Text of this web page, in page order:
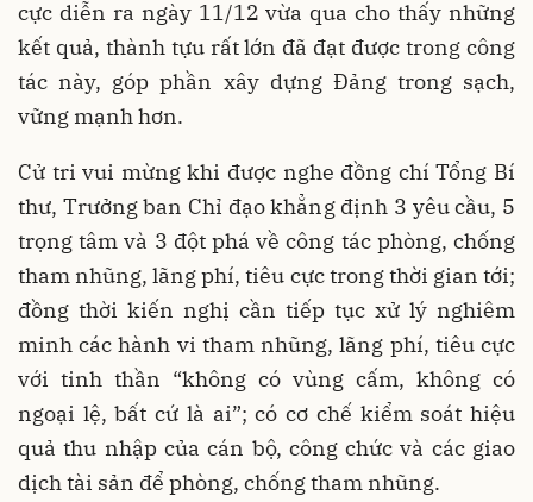
cực diễn ra ngày 11/12 vừa qua cho thấy những
kết quả, thành tựu rất lớn đã đạt được trong công
tác này, góp phần xây dựng Đảng trong sạch,
vững mạnh hơn.
Cử tri vui mừng khi được nghe đồng chí Tổng Bí
thư, Trưởng ban Chỉ đạo khẳng định 3 yêu cầu, 5
trọng tâm và 3 đột phá về công tác phòng, chống
tham nhũng, lãng phí, tiêu cực trong thời gian tới;
đồng thời kiến nghị cần tiếp tục xử lý nghiêm
minh các hành vi tham nhũng, lãng phí, tiêu cực
với tinh thần “không có vùng cấm, không có
ngoại lệ, bất cứ là ai”; có cơ chế kiểm soát hiệu
quả thu nhập của cán bộ, công chức và các giao
dịch tài sản để phòng, chống tham nhũng.